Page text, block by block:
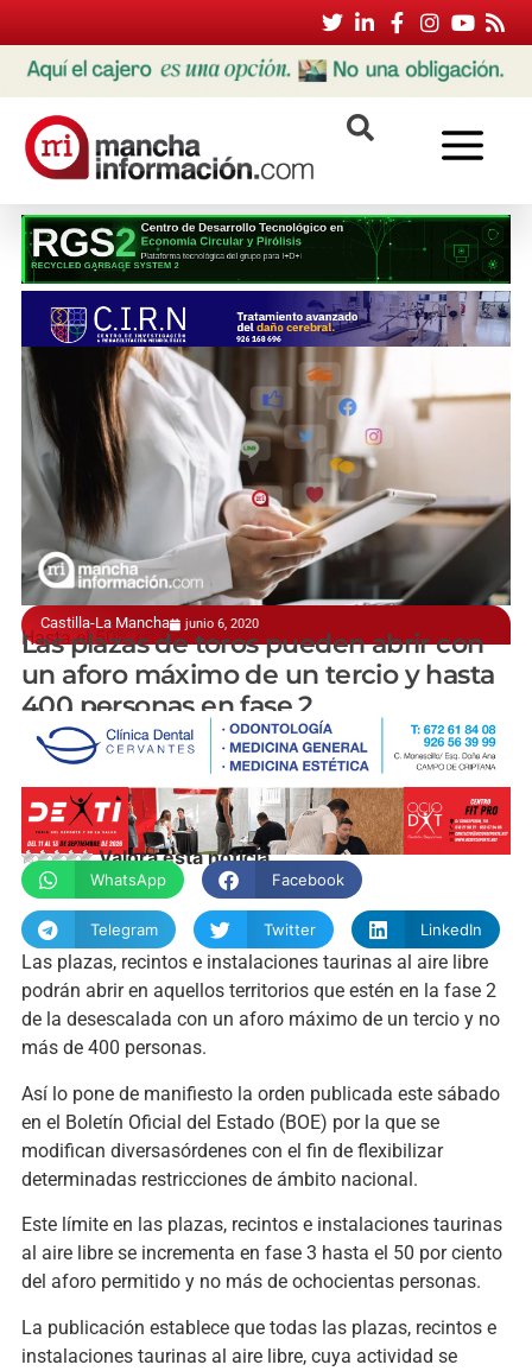
Castilla-La Mancha junio 6, 2020
Hasta el 50% en fase 3
Las plazas de toros pueden abrir con
un aforo máximo de un tercio y hasta
400 personas en fase 2
manchainformacion.com
Valora esta noticia
WhatsApp Facebook
Telegram Twitter LinkedIn
Las plazas, recintos e instalaciones taurinas al aire libre
podrán abrir en aquellos territorios que estén en la fase 2
de la desescalada con un aforo máximo de un tercio y no
más de 400 personas.
Así lo pone de manifiesto la orden publicada este sábado
en el Boletín Oficial del Estado (BOE) por la que se
modifican diversasórdenes con el fin de flexibilizar
determinadas restricciones de ámbito nacional.
Este límite en las plazas, recintos e instalaciones taurinas
al aire libre se incrementa en fase 3 hasta el 50 por ciento
del aforo permitido y no más de ochocientas personas.
La publicación establece que todas las plazas, recintos e
instalaciones taurinas al aire libre, cuya actividad se